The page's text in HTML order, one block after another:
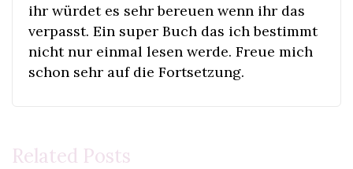
ihr würdet es sehr bereuen wenn ihr das
verpasst. Ein super Buch das ich bestimmt
nicht nur einmal lesen werde. Freue mich
schon sehr auf die Fortsetzung.
Related Posts